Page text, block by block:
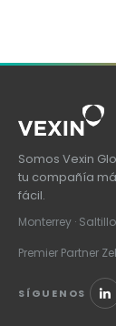
Somos Vexin
tu compañía
fácil.
Monterrey ·
Premier Partner
SÍGUENOS